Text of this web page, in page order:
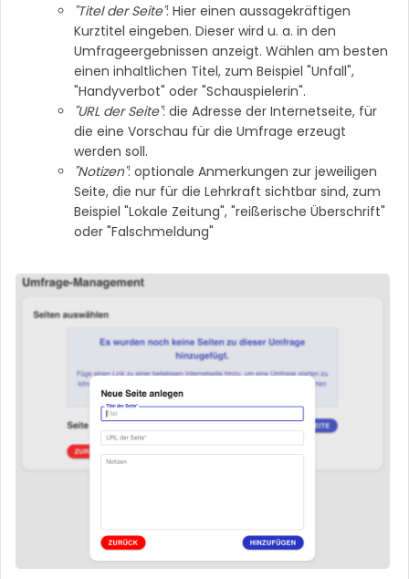
"Titel der Seite": Hier einen aussagekräftigen
Kurztitel eingeben. Dieser wird u. a. in den
Umfrageergebnissen anzeigt. Wählen am besten
einen inhaltlichen Titel, zum Beispiel "Unfall",
"Handyverbot" oder "Schauspielerin".
"URL der Seite": die Adresse der Internetseite, für
die eine Vorschau für die Umfrage erzeugt
werden soll.
"Notizen": optionale Anmerkungen zur jeweiligen
Seite, die nur für die Lehrkraft sichtbar sind, zum
Beispiel "Lokale Zeitung", "reißerische Überschrift"
oder "Falschmeldung"